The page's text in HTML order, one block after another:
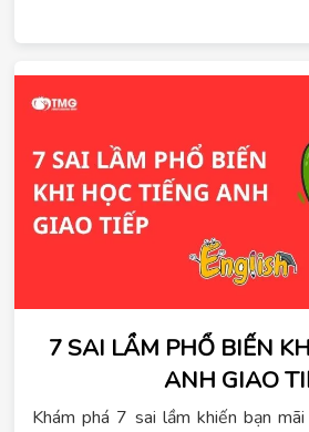
7 SAI LẦM PHỔ BIẾN
ANH GIAO
Khám phá 7 sai lầm khiến bạn